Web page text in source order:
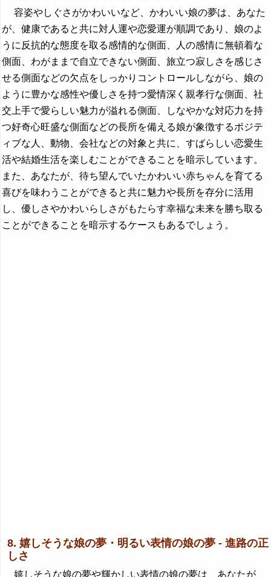
容姿やしぐさがかわいいなど、かわいい娘の夢は、あなた
が、健康であると共に対人運や恋愛運が順調であり、娘のよ
うに反抗的な態度を取る感情的な側面、人の感情に無頓着な
側面、わがままで自立できない側面、旅立つ寂しさを感じさ
せる側面などの欠点をしっかりコントロールしながら、娘の
ように豊かな感性や優しさを持つ愛情深く親孝行な側面、社
交上手で愛らしい魅力が溢れる側面、しなやかな対応力を持
つ好奇心旺盛な側面などの長所を備える娘が象徴するポジテ
ィブな人、動物、会社などの対象と共に、すばらしい恋愛生
活や結婚生活を楽しむことができることを暗示しています。
また、あなたが、待ち望んでいたかわいい赤ちゃんを育てる
喜びを味わうことができると共に魅力や長所を存分に活用
し、優しさやかわいらしさがもたらす幸福な未来を勝ち取る
ことができることを暗示するケースもあるでしょう。
8. 嬉しそうな娘の夢・明るい表情の娘の夢 - 進路の正
しさ
嬉しそうな娘の夢や輝かしい表情の娘の夢は、あなたが、